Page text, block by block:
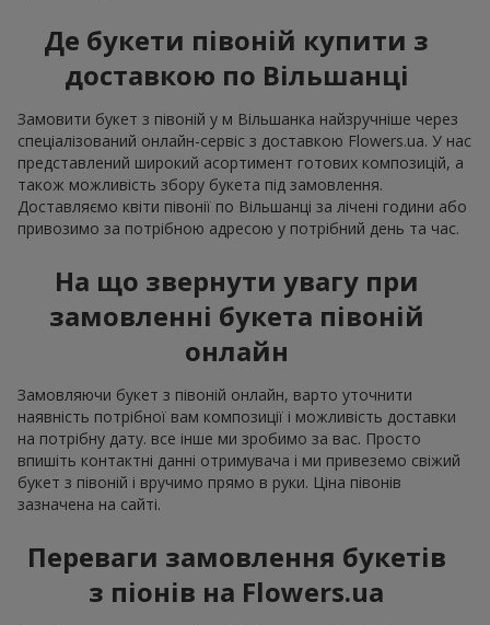
Де букети півоній купити з
доставкою по Вільшанці
Замовити букет з півоній у м Вільшанка найзручніше через
спеціалізований онлайн-сервіс з доставкою Flowers.ua. У нас
представлений широкий асортимент готових композицій, а
також можливість збору букета під замовлення.
Доставляємо квіти півонії по Вільшанці за лічені години або
привозимо за потрібною адресою у потрібний день та час.
На що звернути увагу при
замовленні букета півоній
онлайн
Замовляючи букет з півоній онлайн, варто уточнити
наявність потрібної вам композиції і можливість доставки
на потрібну дату. все інше ми зробимо за вас. Просто
впишіть контактні данні отримувача і ми привеземо свіжий
букет з півоній і вручимо прямо в руки. Ціна півонів
зазначена на сайті.
Переваги замовлення букетів
з піонів на Flowers.ua